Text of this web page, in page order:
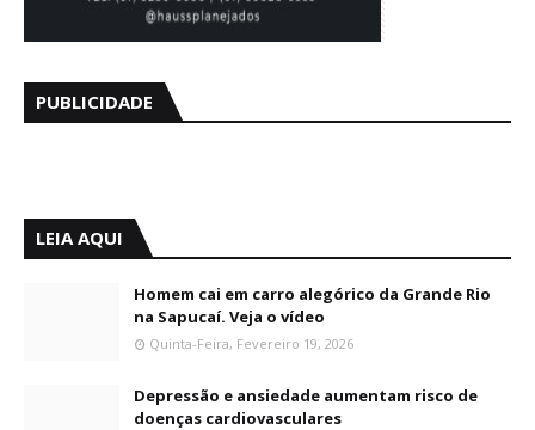
PUBLICIDADE
LEIA AQUI
Homem cai em carro alegórico da Grande Rio
na Sapucaí. Veja o vídeo
Quinta-Feira, Fevereiro 19, 2026
Depressão e ansiedade aumentam risco de
doenças cardiovasculares